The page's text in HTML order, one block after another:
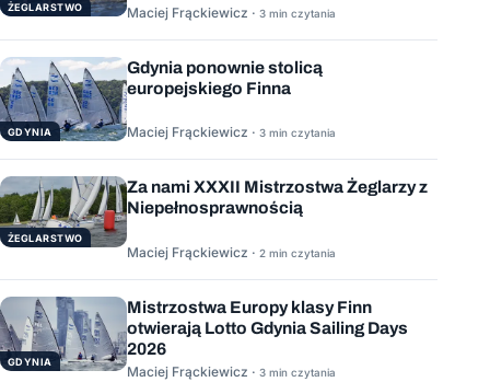
ŻEGLARSTWO Maciej Frąckiewicz · 3 min czytania
GDYNIA
Gdynia ponownie stolicą
europejskiego Finna
Maciej Frąckiewicz · 3 min czytania
ŻEGLARSTWO
Za nami XXXII Mistrzostwa Żeglarzy z
Niepełnosprawnością
Maciej Frąckiewicz · 2 min czytania
GDYNIA
Mistrzostwa Europy klasy Finn
otwierają Lotto Gdynia Sailing Days
2026
Maciej Frąckiewicz · 3 min czytania